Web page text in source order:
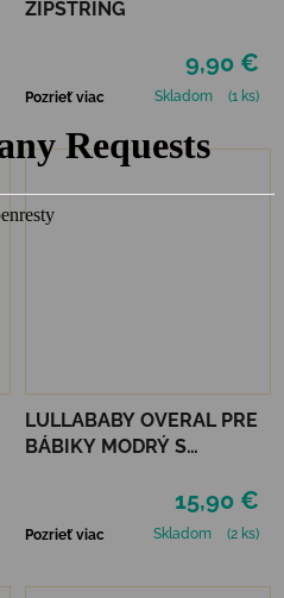
ZIPSTRING
9,90 €
Pozrieť viac Skladom (1 ks)
LULLABABY OVERAL PRE
BÁBIKY MODRÝ S
15,90 €
Pozrieť viac Skladom (2 ks)